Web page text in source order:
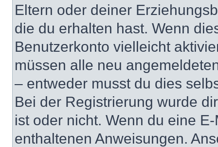
Eltern oder deiner
die du erhalten hast. Wenn
Benutzerkonto vielleicht
müssen alle neu
– entweder musst du dies
Bei der Registrierung wurde
ist oder nicht. Wenn du eine
enthaltenen Anweisungen.